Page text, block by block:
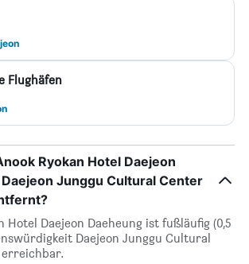
Flughäfen
Ryokan Hotel Daejeon
Junggu Cultural Center
Hotel Daejeon Daeheung ist fußläufig (0,5
Daejeon Junggu Cultural
erreichbar.